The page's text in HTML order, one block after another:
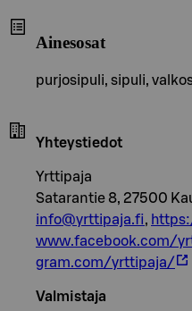
Ainesosat
purjosipuli, sipuli,
Yhteystiedot
Yrttipaja
Satarantie 8, 27500
info@yrttipaja.fi,
www.facebook.com/
gram.com/yrttipaja/
Valmistaja